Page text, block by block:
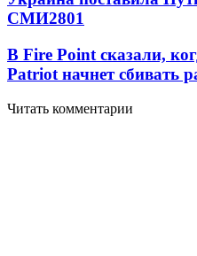
СМИ2801
В Fire Point сказали,
Patriot начнет сбивать
Читать комментарии